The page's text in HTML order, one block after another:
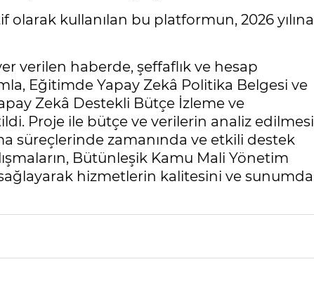
kullanılan bu platformun, 2026 yılına
verilen haberde, şeffaflık ve hesap
Eğitimde Yapay Zekâ Politika Belgesi ve
Zekâ Destekli Bütçe İzleme ve
Proje ile bütçe ve verilerin analiz edilmesi
süreçlerinde zamanında ve etkili destek
Bütünleşik Kamu Mali Yönetim
hizmetlerin kalitesini ve sunumda